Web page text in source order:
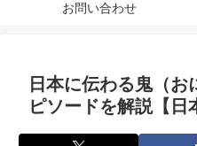
お問い合わせ
日本に伝わる鬼（
ピソードを解説【日